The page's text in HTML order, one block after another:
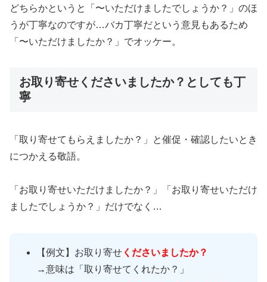
どちらかというと「〜いただけましたでしょうか？」のほ
うが丁寧なのですが…バカ丁寧だという意見もあるため
「〜いただけましたか？」でオッケー。
お取り寄せくださいましたか？としても丁
寧
「取り寄せてもらえましたか？」と催促・確認したいとき
につかえる敬語。
「お取り寄せいただけましたか？」「お取り寄せいただけ
ましたでしょうか？」だけでなく…
【例文】お取り寄せ くださいましたか？
→意味は「取り寄せてくれたか？」